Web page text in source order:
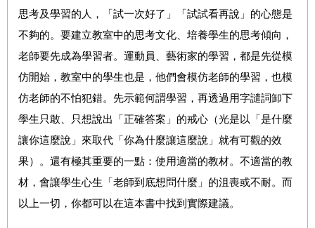
思考及學習的人，「試一次好了」「試試看再說」的心態是
不夠的。 要建立教室中的思考文化、培養學生的思考傾向 ，
老師要先成為學習者。運動員、藝術家的學習 ， 都是先從模
仿開始 ， 教室中的學生也是 ， 他們會模仿老師的學習 ， 也模
仿老師的不怕犯錯。先示範何謂學習 ， 再透過用字譴詞卸下
學生只敢、只想說出「正確答案」 的戒心（光是以 「 是什麼
讓你這麼說 」 來取代 「 你為什麼讓這麼說 」 就有可觀的效
果） 。還有極其重要的一點 ： 使用適當的教材。 不適當的教
材 ， 會讓學生心生 「 老師到底想問什麼 」 的沮喪或不耐。而
以上一切， 你都可以在這本書中找到 實際建議。